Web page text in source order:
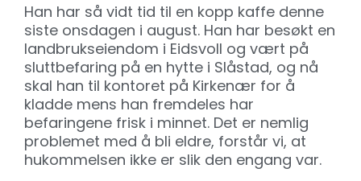
Han har så vidt tid til en kopp kaffe denne
siste onsdagen i august. Han har besøkt en
landbrukseiendom i Eidsvoll og vært på
sluttbefaring på en hytte i Slåstad, og nå
skal han til kontoret på Kirkenær for å
kladde mens han fremdeles har
befaringene frisk i minnet. Det er nemlig
problemet med å bli eldre, forstår vi, at
hukommelsen ikke er slik den engang var.